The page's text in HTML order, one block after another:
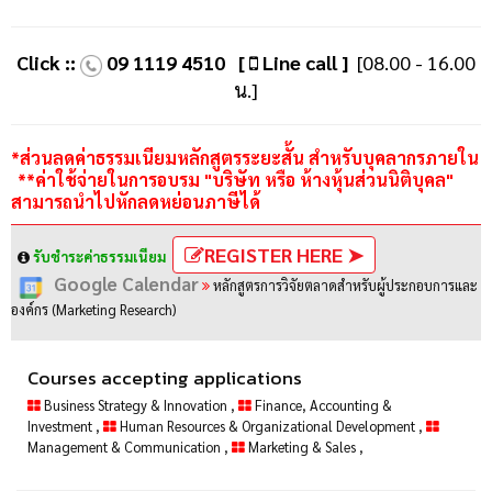
Click :: 09 1119 4510 [ Line call ] [08.00 - 16.00
น.]
*ส่วนลดค่าธรรมเนียมหลักสูตรระยะสั้น สำหรับบุคลากรภายใน
**ค่าใช้จ่ายในการอบรม "บริษัท หรือ ห้างหุ้นส่วนนิติบุคล"
สามารถนำไปหักลดหย่อนภาษีได้
รับชำระค่าธรรมเนียม REGISTER HERE ➤
Google Calendar หลักสูตรการวิจัยตลาดสำหรับผู้ประกอบการและ
องค์กร (Marketing Research)
Courses accepting applications
Business Strategy & Innovation ,
Finance, Accounting &
Investment , Human Resources & Organizational Development ,
Management & Communication , Marketing & Sales ,